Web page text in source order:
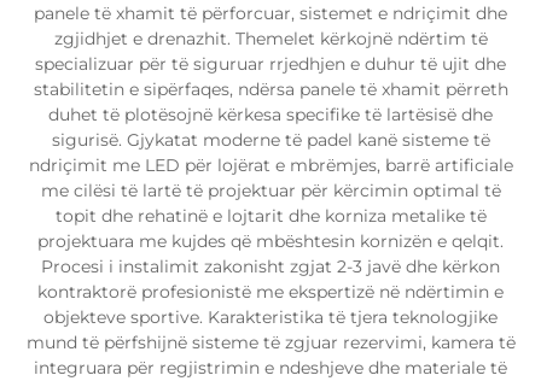
panele të xhamit të përforcuar, sistemet e ndriçimit dhe
zgjidhjet e drenazhit. Themelet kërkojnë ndërtim të
specializuar për të siguruar rrjedhjen e duhur të ujit dhe
stabilitetin e sipërfaqes, ndërsa panele të xhamit përreth
duhet të plotësojnë kërkesa specifike të lartësisë dhe
sigurisë. Gjykatat moderne të padel kanë sisteme të
ndriçimit me LED për lojërat e mbrëmjes, barrë artificiale
me cilësi të lartë të projektuar për kërcimin optimal të
topit dhe rehatinë e lojtarit dhe korniza metalike të
projektuara me kujdes që mbështesin kornizën e qelqit.
Procesi i instalimit zakonisht zgjat 2-3 javë dhe kërkon
kontraktorë profesionistë me ekspertizë në ndërtimin e
objekteve sportive. Karakteristika të tjera teknologjike
mund të përfshijnë sisteme të zgjuar rezervimi, kamera të
integruara për regjistrimin e ndeshjeve dhe materiale të